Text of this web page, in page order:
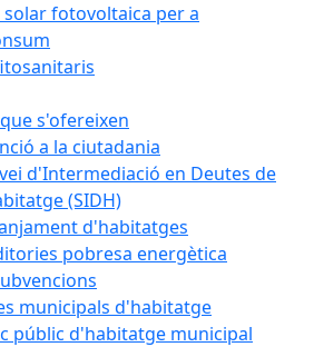
solar fotovoltaica per a
s'ofereixen
a la ciutadania
d'Intermediació en Deutes de
(SIDH)
d'habitatges
pobresa energètica
municipals d'habitatge
públic d'habitatge municipal